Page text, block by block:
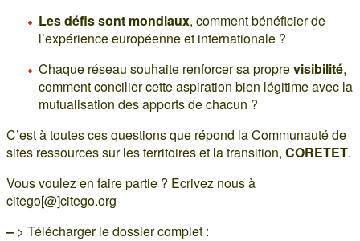
Les défis sont mondiaux, comment bénéficier de
l’expérience européenne et internationale ?
Chaque réseau souhaite renforcer sa proprevisibilité,
comment concilier cette aspiration bien légitime avec la
mutualisation des apports de chacun ?
C’est à toutes ces questions que répond la Communauté de
sites ressources sur les territoires et la transition, CORETET.
Vous voulez en faire partie ? Ecrivez nous à
citego[@]citego.org
– > Télécharger le dossier complet :